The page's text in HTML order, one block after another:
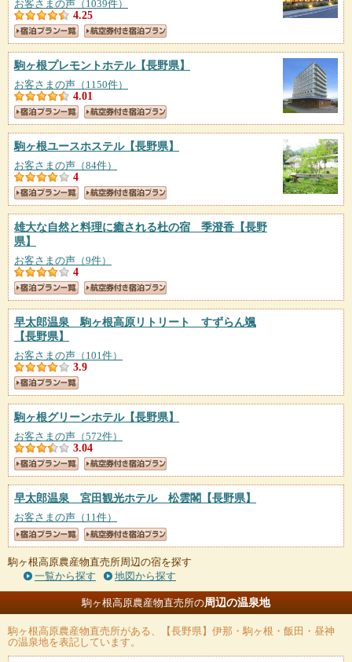
お客さまの声（1039件）
4.25
駒ヶ根プレモントホテル【長野県】
お客さまの声（1150件）
4.01
駒ヶ根ユースホステル【長野県】
お客さまの声（84件）
4
雄大な自然と料理に癒される杜の宿 季澄香 【長野
県】
お客さまの声（9件）
4
早太郎温泉 駒ヶ根高原リトリート すずらん颯
【長野県】
お客さまの声（101件）
3.9
駒ヶ根グリーンホテル【長野県】
お客さまの声（572件）
3.04
早太郎温泉 宮田観光ホテル 松雲閣 【長野県】
お客さまの声（11件）
駒ヶ根高原農産物直売所周辺の宿を探す
一覧から探す
地図から探す
駒ヶ根高原農産物直売所の周辺の温泉地
駒ヶ根高原農産物直売所がある、【長野県】伊那・駒ヶ根・飯田・昼神
の温泉地を表記しています。